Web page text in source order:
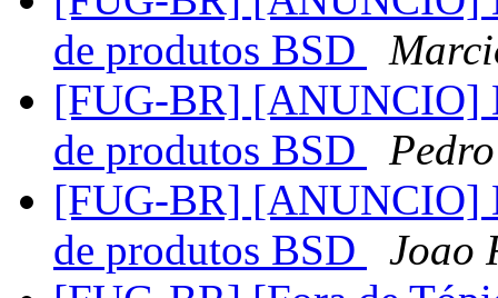
de produtos BSD
[FUG-BR] [ANUNCIO]
de produtos BSD
[FUG-BR] [ANUNCIO]
de produtos BSD
Joao